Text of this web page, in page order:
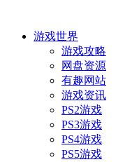
游戏世界
游戏攻略
网盘资源
有趣网站
游戏资讯
PS2游戏
PS3游戏
PS4游戏
PS5游戏